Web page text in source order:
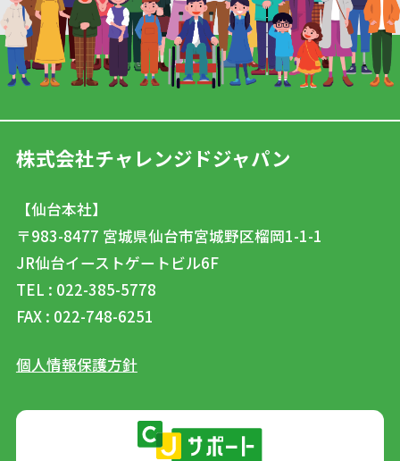
株式会社チャレンジドジャパン
【仙台本社】
〒983-8477 宮城県仙台市宮城野区榴岡1-1-1
JR仙台イーストゲートビル6F
TEL : 022-385-5778
FAX : 022-748-6251
個人情報保護方針